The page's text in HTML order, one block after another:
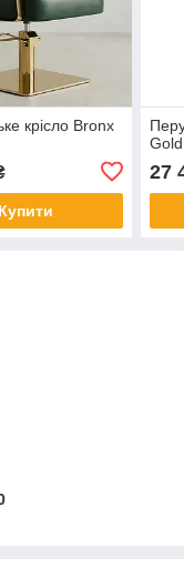
крісло Bronx
Купити
Gold
27